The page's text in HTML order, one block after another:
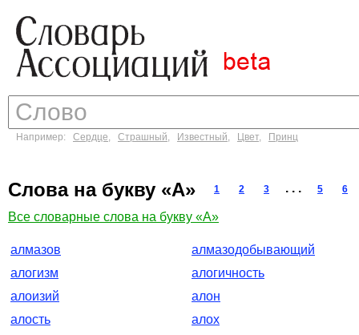
Например: Сердце, Страшный, Известный, Цвет, Принц
Слова на букву «А» 1 2 3 . . . 5 6
Все словарные слова на букву «А»
алмазов
алмазодобывающий
алогизм
алогичность
алоизий
алон
алость
алох